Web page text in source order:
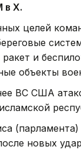
в X.
целей
и
объекты
ВС США
новых